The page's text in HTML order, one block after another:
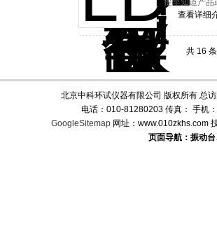
提早知道产品
查看详细
共 16
北京中科环试仪器有限公司 版权所有 总
电话：010-81280203 传真： 手机
GoogleSitemap 网址：www.010zkhs.com
页面导航：振动